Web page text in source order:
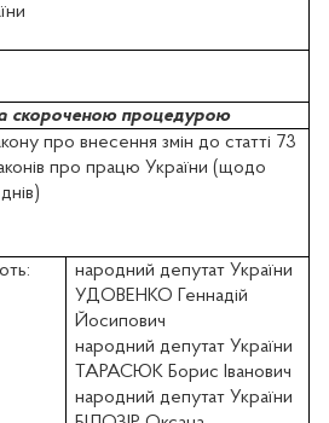
скороченою процедурою
про внесення змін до статті 73
про працю України (щодо
народний депутат України
УДОВЕНКО Геннадій
Йосипович
народний депутат України
ТАРАСЮК Борис Іванович
народний депутат України